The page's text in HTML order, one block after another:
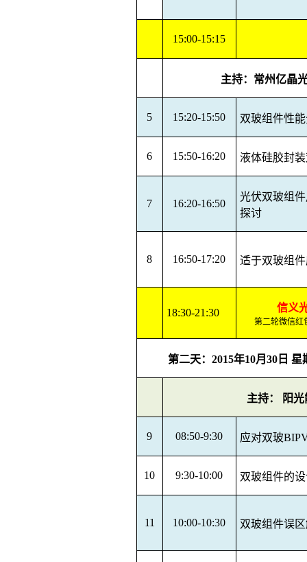
15:00-15:15
主持：常州亿晶
5 15:20-15:50 双玻组件性
6 15:50-16:20 液体硅胶封
7 16:20-16:50
光伏双玻组
探讨
8 16:50-17:20 适于双玻组
18:30-21:30 信义
第二轮微信红
第二天：2015年10月30 日
主持： 阳
9 08:50-9:30 应对双玻
10 9:30-10:00 双玻组件的
11 10:00-10:30 双玻组件误